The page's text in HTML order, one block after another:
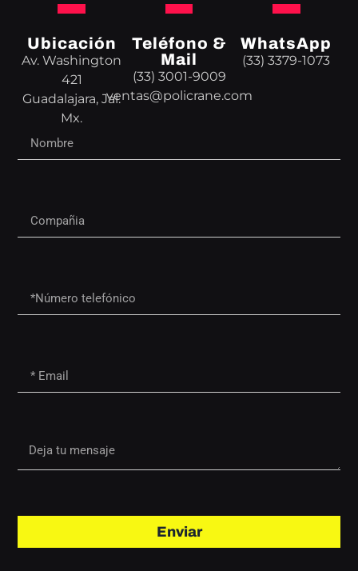
Ubicación
Av. Washington
421
Guadalajara, Jal.
Mx.
Teléfono &
Mail
(33) 3001-9009
ventas@policrane.com
WhatsApp
(33) 3379-1073
Enviar